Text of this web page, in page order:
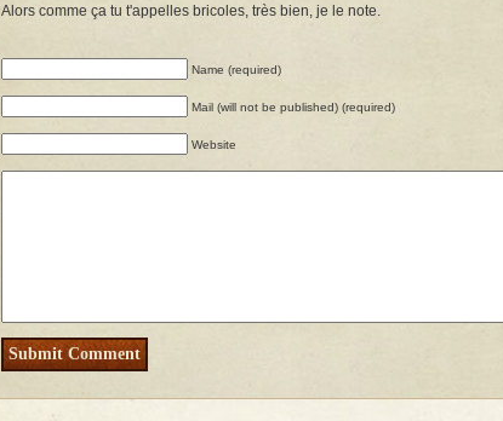
Alors comme ça tu t'appelles bricoles, très bien, je le note.
Name (required)
Mail (will not be published) (required)
Website